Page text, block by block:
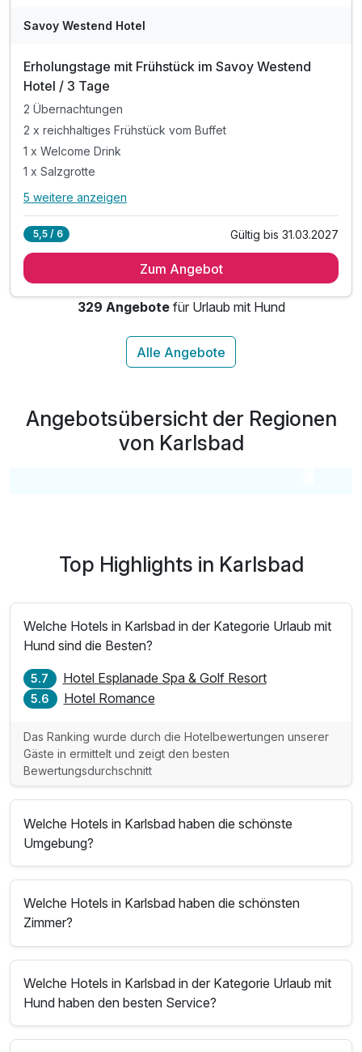
Savoy Westend Hotel
Erholungstage mit Frühstück im Savoy Westend
Hotel / 3 Tage
2 Übernachtungen
2 x reichhaltiges Frühstück vom Buffet
1 x Welcome Drink
1 x Salzgrotte
Alle Inklusivleistungen
2 x reichhaltiges Frühstück vom Buffet
1 x Salzgrotte
20% Ermäßigung auf interne Behandlungen im Hotel**
Labortests oder Asklepion-Behandlungen
5 weitere anzeigen
5,5 / 6 Gültig bis 31.03.2027
Zum Angebot
329 Angebotefür Urlaub mit Hund
Angebotsübersicht der Regionen
von Karlsbad
Top Highlights in Karlsbad
Welche Hotels in Karlsbad in der Kategorie Urlaub mit
Hund sind die Besten?
5.7 Hotel Esplanade Spa & Golf Resort
5.6 Hotel Romance
Das Ranking wurde durch die Hotelbewertungen unserer
Gäste in ermittelt und zeigt den besten
Bewertungsdurchschnitt
Welche Hotels in Karlsbad haben die schönste
Umgebung?
Welche Hotels in Karlsbad haben die schönsten
Zimmer?
Welche Hotels in Karlsbad in der Kategorie Urlaub mit
Hund haben den besten Service?